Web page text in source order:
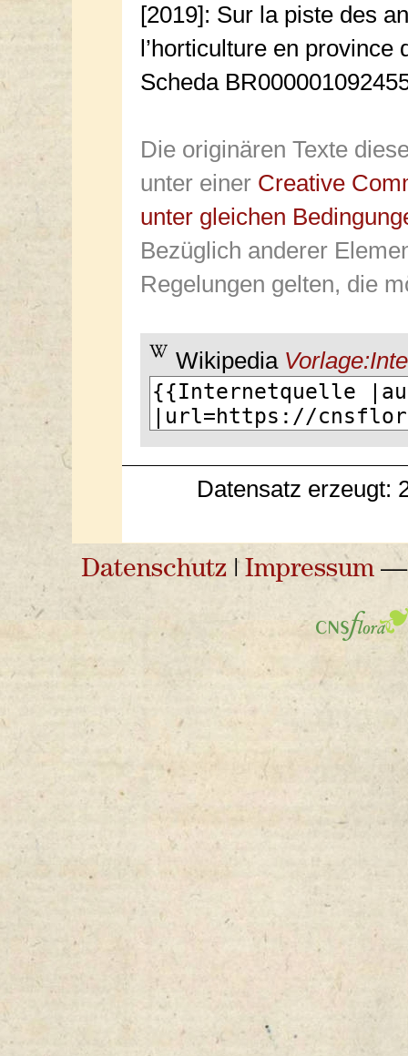
[2019]: Sur la piste des
l’horticulture en province
Scheda
Die originären Texte
unter einer Creative
unter gleichen
Bezüglich anderer
Regelungen gelten, die
Wikipedia
Datensatz erzeugt:
Datenschutz | Impressum—